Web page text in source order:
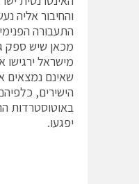
והחיבור אליה
התעבורה
מכאן שיש ספק
מישראל
שאינם נמצאים
הישירים,
באוטוסטרדות
יפגעו.